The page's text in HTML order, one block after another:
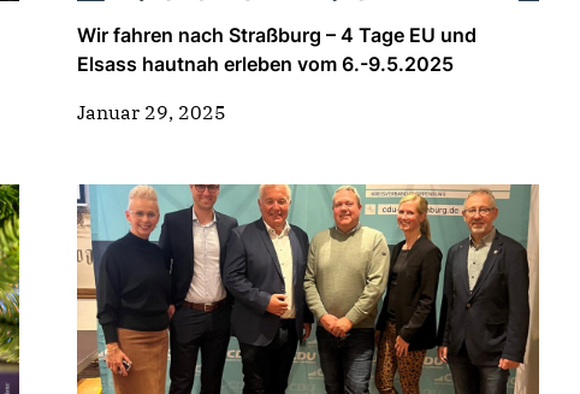
Wir fahren nach Straßburg – 4 Tage EU und
Elsass hautnah erleben vom 6.-9.5.2025
Januar 29, 2025